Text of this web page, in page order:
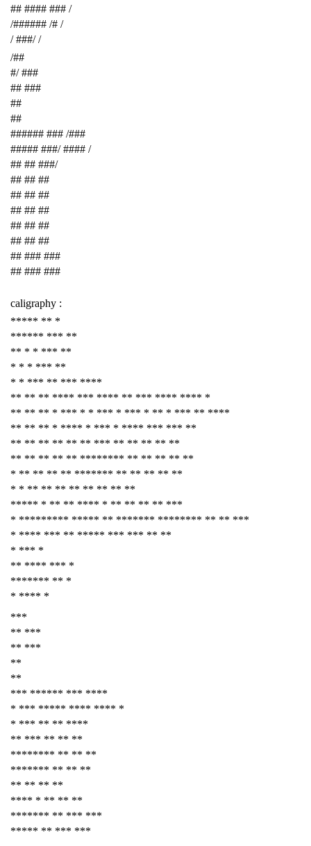
## #### ### /
/###### /# /
/ ###/ /
/##
#/ ###
## ###
##
##
###### ### /###
##### ###/ #### /
## ## ###/
## ## ##
## ## ##
## ## ##
## ## ##
## ## ##
## ### ###
## ### ###
caligraphy :
***** ** *
****** *** **
** * * *** **
* * * *** **
* * *** ** *** ****
** ** ** **** *** **** ** *** **** **** *
** ** ** * *** * * *** * *** * ** * *** ** ****
** ** ** * **** * *** * **** *** *** **
** ** ** ** ** ** *** ** ** ** ** **
** ** ** ** ** ******** ** ** ** ** **
* ** ** ** ** ******* ** ** ** ** **
* * ** ** ** ** ** ** ** **
***** * ** ** **** * ** ** ** ** ***
* ********* ***** ** ******* ******** ** ** ***
* **** *** ** ***** *** *** ** **
* *** *
** **** *** *
******* ** *
* **** *
***
** ***
** ***
**
**
*** ****** *** ****
* *** ***** **** **** *
* *** ** ** ****
** *** ** ** **
******** ** ** **
******* ** ** **
** ** ** **
**** * ** ** **
******* ** *** ***
***** ** *** ***